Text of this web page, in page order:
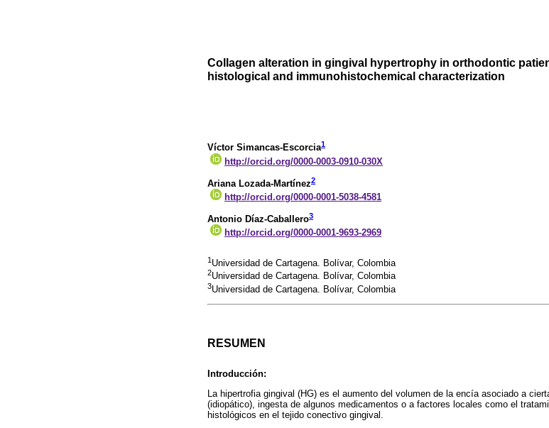
Collagen alteration in gingival hypertrophy in orthodontic
histological and immunohistochemical characterization
Víctor Simancas-Escorcia1
http://orcid.org/0000-0003-0910-030X
Ariana Lozada-Martínez2
http://orcid.org/0000-0001-5038-4581
Antonio Díaz-Caballero3
http://orcid.org/0000-0001-9693-2969
1 Universidad de Cartagena. Bolívar, Colombia
2Universidad de Cartagena. Bolívar, Colombia
3Universidad de Cartagena. Bolívar, Colombia
RESUMEN
Introducción:
La hipertrofia gingival (HG) es el aumento del volumen de la encía asociado a
(idiopático), ingesta de algunos medicamentos o a factores locales como el
histológicos en el tejido conectivo gingival.